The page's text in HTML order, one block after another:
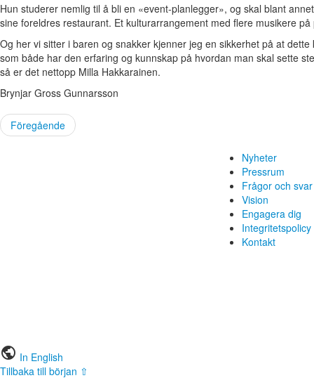
Hun studerer nemlig til å bli en «event-planlegger», og skal blant
sine foreldres restaurant. Et kulturarrangement med flere musikere
Og her vi sitter i baren og snakker kjenner jeg en sikkerhet på at
som både har den erfaring og kunnskap på hvordan man skal sette
så er det nettopp Milla Hakkarainen.
Brynjar Gross Gunnarsson
Föregående
Nyheter
Pressrum
Frågor och svar
Vision
Engagera dig
Integritetspolicy
Kontakt
public In English
Tillbaka till början ⇧